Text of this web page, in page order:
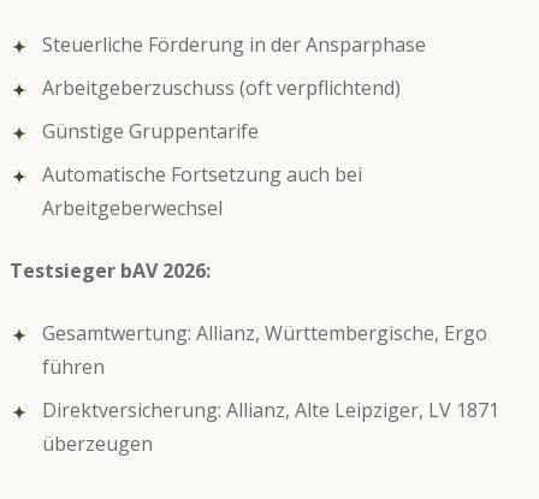
Steuerliche Förderung in der Ansparphase
Arbeitgeberzuschuss (oft verpflichtend)
Günstige Gruppentarife
Automatische Fortsetzung auch bei
Arbeitgeberwechsel
Testsieger bAV 2026:
Gesamtwertung: Allianz, Württembergische, Ergo
führen
Direktversicherung: Allianz, Alte Leipziger, LV 1871
überzeugen